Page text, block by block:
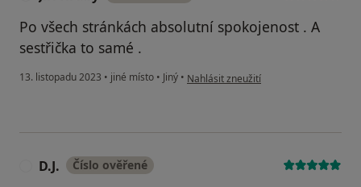
Po všech stránkách absolutní spokojenost . A
sestřička to samé .
13. listopadu 2023 • jiné místo • Jiný • podle názoru uživatele Jiří Hrubý
Nahlásit zneužití
D.J. Číslo ověřené